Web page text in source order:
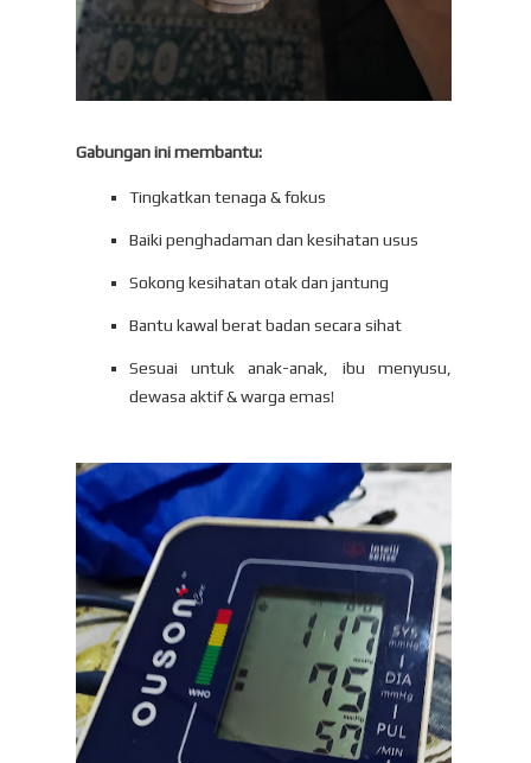
Gabungan ini membantu:
Tingkatkan tenaga & fokus
Baiki penghadaman dan kesihatan usus
Sokong kesihatan otak dan jantung
Bantu kawal berat badan secara sihat
Sesuai untuk anak-anak, ibu menyusu,
dewasa aktif & warga emas!